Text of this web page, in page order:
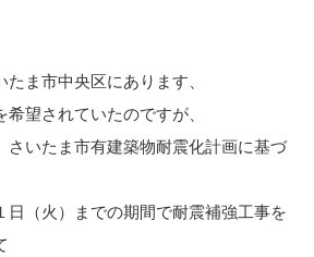
ま市中央区にあります、
望されていたのですが、
さいたま市有建築物耐震化計画に基づ
日（火）までの期間で耐震補強工事を